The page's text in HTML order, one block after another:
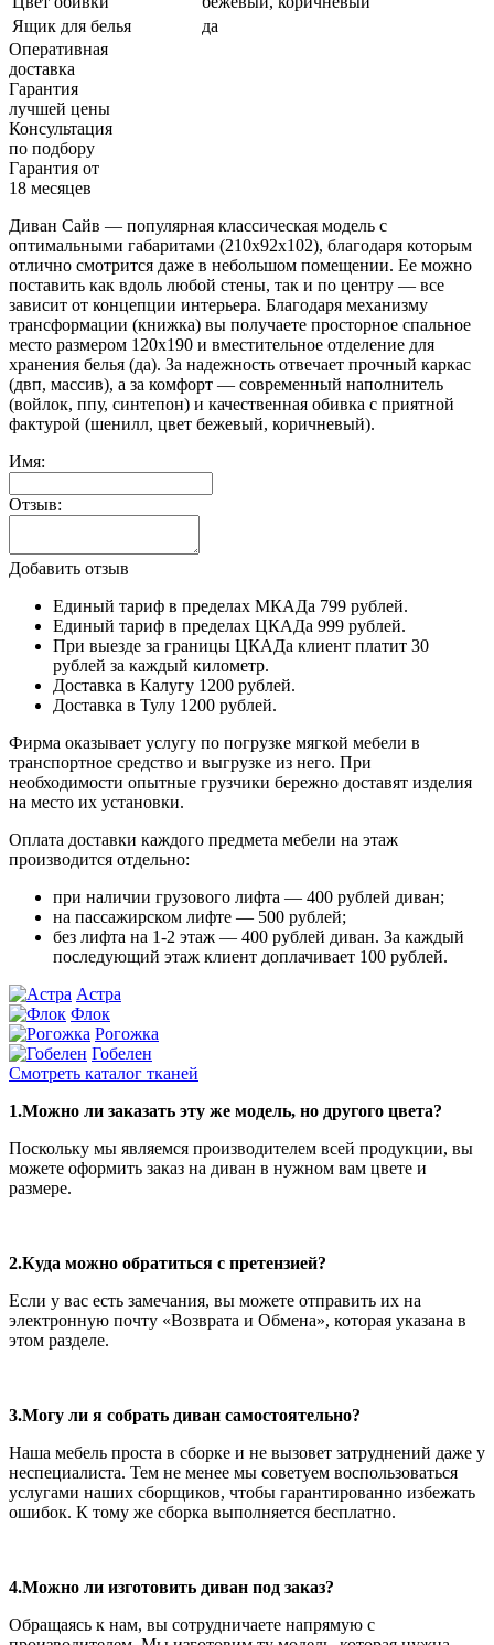
Ящик для белья
да
Оперативная
доставка
Гарантия
лучшей цены
Консультация
по подбору
Гарантия от
18 месяцев
Диван Сайв — популярная классическая модель с
оптимальными габаритами (210х92х102), благодаря которым
отлично смотрится даже в небольшом помещении. Ее можно
поставить как вдоль любой стены, так и по центру — все
зависит от концепции интерьера. Благодаря механизму
трансформации (книжка) вы получаете просторное спальное
место размером 120х190 и вместительное отделение для
хранения белья (да). За надежность отвечает прочный каркас
(двп, массив), а за комфорт — современный наполнитель
(войлок, ппу, синтепон) и качественная обивка с приятной
фактурой (шенилл, цвет бежевый, коричневый).
Имя:
Отзыв:
Добавить отзыв
Единый тариф в пределах МКАДа 799 рублей.
Единый тариф в пределах ЦКАДа 999 рублей.
При выезде за границы ЦКАДа клиент платит 30
рублей за каждый километр.
Доставка в Калугу 1200 рублей.
Доставка в Тулу 1200 рублей.
Фирма оказывает услугу по погрузке мягкой мебели в
транспортное средство и выгрузке из него. При
необходимости опытные грузчики бережно доставят изделия
на место их установки.
Оплата доставки каждого предмета мебели на этаж
производится отдельно:
при наличии грузового лифта — 400 рублей диван;
на пассажирском лифте — 500 рублей;
без лифта на 1-2 этаж — 400 рублей диван. За каждый
последующий этаж клиент доплачивает 100 рублей.
Астра
Флок
Рогожка
Гобелен
Смотреть каталог тканей
1.Можно ли заказать эту же модель, но другого цвета?
Поскольку мы являемся производителем всей продукции, вы
можете оформить заказ на диван в нужном вам цвете и
размере.
2.Куда можно обратиться с претензией?
Если у вас есть замечания, вы можете отправить их на
электронную почту «Возврата и Обмена», которая указана в
этом разделе.
3.Могу ли я собрать диван самостоятельно?
Наша мебель проста в сборке и не вызовет затруднений даже у
неспециалиста. Тем не менее мы советуем воспользоваться
услугами наших сборщиков, чтобы гарантированно избежать
ошибок. К тому же сборка выполняется бесплатно.
4.Можно ли изготовить диван под заказ?
Обращаясь к нам, вы сотрудничаете напрямую с